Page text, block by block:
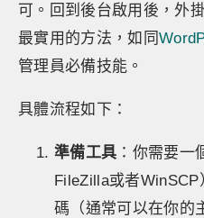
可。回到後台啟用後，外
最實用的方法，如同
管理員必備技能。
具體流程如下：
準備工具 ：你需要一
FileZilla或者
碼（通常可以在你的